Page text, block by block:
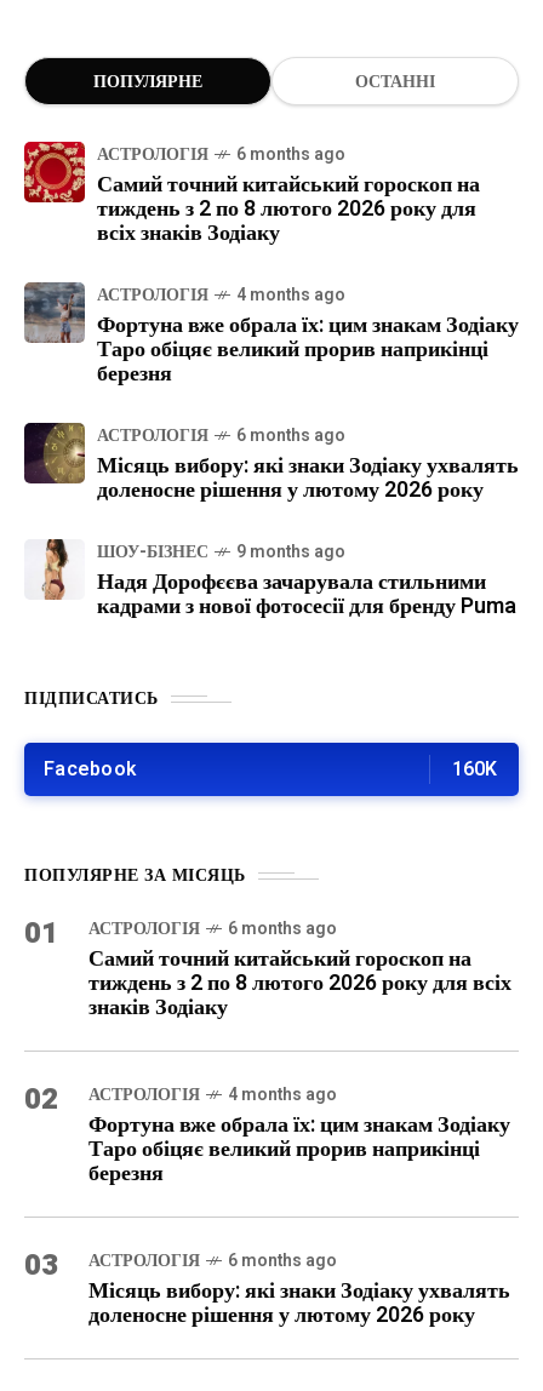
ПОПУЛЯРНЕ ОСТАННІ
АСТРОЛОГІЯ 6 months ago
Самий точний китайський гороскоп на
тиждень з 2 по 8 лютого 2026 року для
всіх знаків Зодіаку
АСТРОЛОГІЯ 4 months ago
Фортуна вже обрала їх: цим знакам Зодіаку
Таро обіцяє великий прорив наприкінці
березня
АСТРОЛОГІЯ 6 months ago
Місяць вибору: які знаки Зодіаку ухвалять
доленосне рішення у лютому 2026 року
ШОУ-БІЗНЕС 9 months ago
Надя Дорофєєва зачарувала стильними
кадрами з нової фотосесії для бренду Puma
ПІДПИСАТИСЬ
Facebook 160K
ПОПУЛЯРНЕ ЗА МІСЯЦЬ
01 АСТРОЛОГІЯ 6 months ago
Самий точний китайський гороскоп на
тиждень з 2 по 8 лютого 2026 року для всіх
знаків Зодіаку
02 АСТРОЛОГІЯ 4 months ago
Фортуна вже обрала їх: цим знакам Зодіаку
Таро обіцяє великий прорив наприкінці
березня
03 АСТРОЛОГІЯ 6 months ago
Місяць вибору: які знаки Зодіаку ухвалять
доленосне рішення у лютому 2026 року